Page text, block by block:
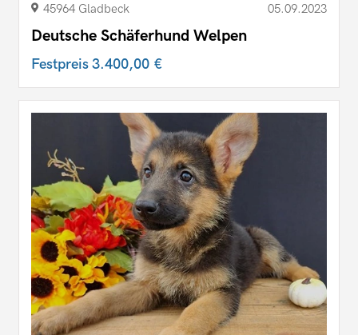
45964 Gladbeck 05.09.2023
Deutsche Schäferhund Welpen
Festpreis3.400,00 €